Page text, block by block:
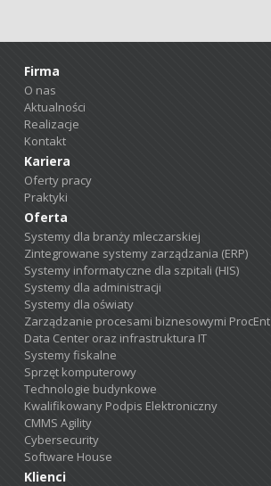
Firma
O nas
Aktualności
Realizacje
Kontakt
Kariera
Oferty pracy
Praktyki
Oferta
Systemy dla branży mleczarskiej
Zintegrowane systemy zarządzania (ERP)
Systemy informatyczne dla szpitali (HIS)
Systemy dla administracji
Systemy dla oświaty
Zarządzanie procesami biznesowymi ProcEnt
Data Center oraz infrastruktura IT
Systemy fiskalne
Sprzęt komputerowy
Technologie budynkowe
Kwalifikowany Podpis Elektroniczny
CMMS Agility
Cybersecurity
Software House
Klienci